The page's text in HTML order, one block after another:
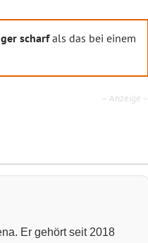
scharfals das bei einem
– Anzeige –
Er gehört seit 2018